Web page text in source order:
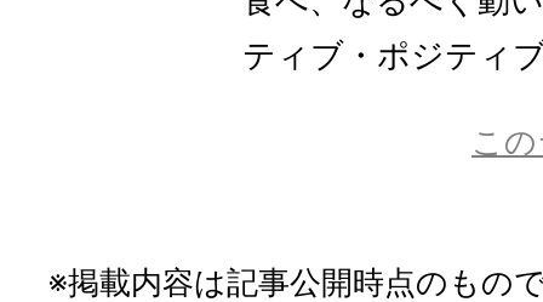
ティブ・ポジティ
こ
※掲載内容は記事公開時点のもの